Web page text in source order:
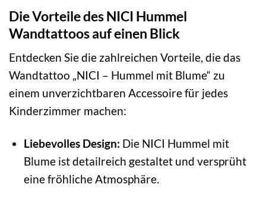
Die Vorteile des NICI Hummel
Wandtattoos auf einen Blick
Entdecken Sie die zahlreichen Vorteile, die das
Wandtattoo „NICI – Hummel mit Blume“ zu
einem unverzichtbaren Accessoire für jedes
Kinderzimmer machen:
Liebevolles Design: Die NICI Hummel mit
Blume ist detailreich gestaltet und versprüht
eine fröhliche Atmosphäre.